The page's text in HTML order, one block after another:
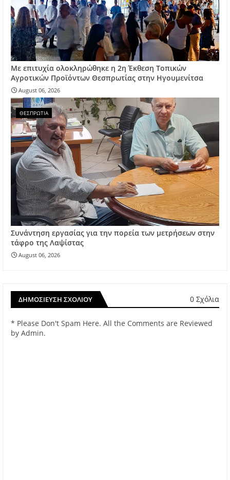
Με επιτυχία ολοκληρώθηκε η 2η Έκθεση Τοπικών
Αγροτικών Προϊόντων Θεσπρωτίας στην Ηγουμενίτσα
August 06, 2026
ΘΕΣΠΡΩΤΙΑ
Συνάντηση εργασίας για την πορεία των μετρήσεων στην
τάφρο της Λαψίστας
August 06, 2026
ΔΗΜΟΣΊΕΥΣΗ ΣΧΟΛΊΟΥ 0 Σχόλια
* Please Don't Spam Here. All the Comments are Reviewed
by Admin.